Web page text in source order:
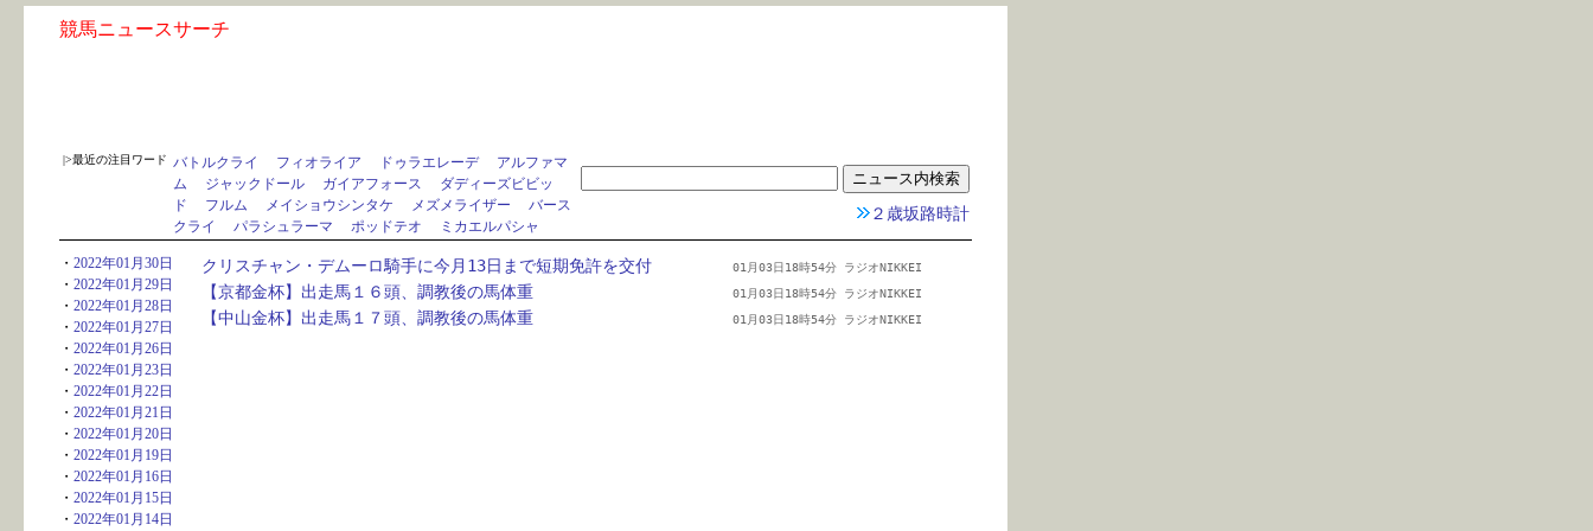
競馬ニュースサーチ
|>最近の注目ワード バトルクライ フィオライア ドゥラエレーデ
アルファマ
ム
ジャックドール ガイアフォース
ダディーズビビッ
ド
フルム メイショウシンタケ メズメライザー
バース
クライ
パラシュラーマ ポッドテオ ミカエルパシャ
２歳坂路時計
・ 2022年01月30日
・ 2022年01月29日
・ 2022年01月28日
・ 2022年01月27日
・ 2022年01月26日
・ 2022年01月23日
・ 2022年01月22日
・ 2022年01月21日
・ 2022年01月20日
・ 2022年01月19日
・ 2022年01月16日
・ 2022年01月15日
・ 2022年01月14日
クリスチャン・デムーロ騎手に今月13日まで短期免許を交付 01月03日18時54分 ラジオNIKKEI
【京都金杯】出走馬１６頭、調教後の馬体重 01月03日18時54分 ラジオNIKKEI
【中山金杯】出走馬１７頭、調教後の馬体重 01月03日18時54分 ラジオNIKKEI